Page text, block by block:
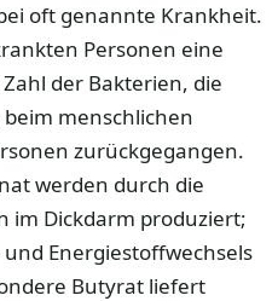
oft genannte Krankheit.
Personen eine
der Bakterien, die
menschlichen
zurückgegangen.
werden durch die
im Dickdarm produziert;
Energiestoffwechsels
Butyrat liefert